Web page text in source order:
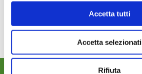
Accetta tutti
Accetta selezionati
Rifiuta